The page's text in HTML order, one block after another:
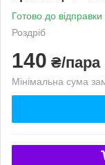
Готово до відправки
Роздріб
140 ₴/пара
Мінімальна сума